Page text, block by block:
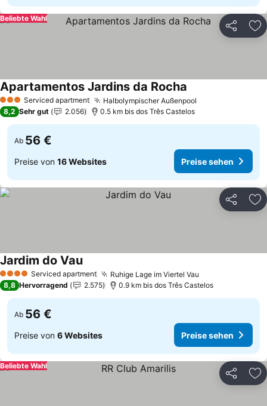
Teilen
Beliebte Wahl
3 SterneServiced apartment Halbolympischer Außenpool
Apartamentos Jardins da Rocha
8,2 Sehr gut 2.056 0.5 km bis dos Três Castelos
Ab 56 €
Preise von 16 Websites Preise sehen
Teilen
4 Sterne Serviced apartment Ruhige Lage im Viertel Vau
Jardim do VauPreise sehen
8,8 Hervorragend 2.575 0.9 km bis dos Três Castelos
Ab 56 €
Preise von 6 Websites Preise sehen
Teilen
Beliebte Wahl